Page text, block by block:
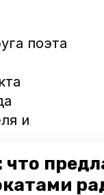
что
поэта
и
имени